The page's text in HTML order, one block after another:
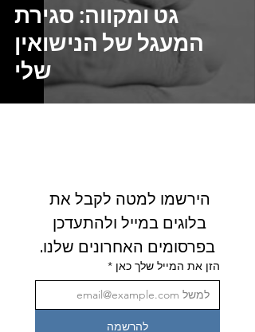
גט ומקווה: סגירת
המעגל של הנישואין
שלי
בפרסומים האחרונים שלנו.
הזן את המייל שלך כאן *
להרשמה